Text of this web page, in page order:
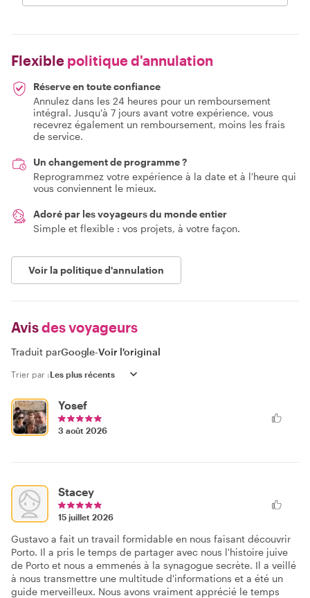
Flexible politique d'annulation
Réserve en toute confiance
Annulez dans les 24 heures pour un remboursement
intégral. Jusqu'à 7 jours avant votre expérience, vous
recevrez également un remboursement, moins les frais
de service.
Un changement de programme ?
Reprogrammez votre expérience à la date et à l'heure qui
vous conviennent le mieux.
Adoré par les voyageurs du monde entier
Simple et flexible : vos projets, à votre façon.
Voir la politique d'annulation
Avisdes voyageurs
Traduit parGoogle-Voir l'original
Trier par :
Yosef
3 août 2026
Stacey
15 juillet 2026
Gustavo a fait un travail formidable en nous faisant découvrir
Porto. Il a pris le temps de partager avec nous l'histoire juive
de Porto et nous a emmenés à la synagogue secrète. Il a veillé
à nous transmettre une multitude d'informations et a été un
guide merveilleux. Nous avons vraiment apprécié le temps